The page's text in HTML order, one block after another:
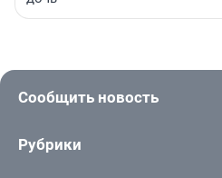
Сообщить новость
Рубрики